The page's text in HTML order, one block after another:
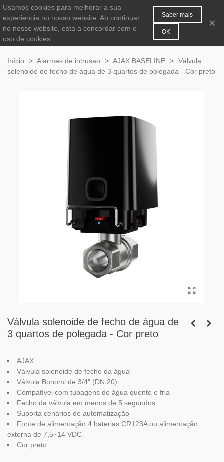
0
Início > Alarmes de intrusao > AJAX BASELINE > Válvula
solenoide de fecho de água de 3 quartos de polegada - Cor preto
Válvula solenoide de fecho de água de
3 quartos de polegada - Cor preto
AJAX
Válvula solenoide de fecho da água
Válvula Bonomi de 3/4" (DN 20)
Compatível com tubagens de água quente e fria
Fecho da válvula em menos de 5 segundos
Suporta cenários de automatização
Fonte de alimentação 4 baterias CR123A ou alimentação
externa de 7,5~14 VDC
Cor preto
Usamos cookies para melhorar a sua
experiencia no nosso website. Ao continuar
no nosso website, está a concordar com o
uso de cookies.
Saber mais
OK
×